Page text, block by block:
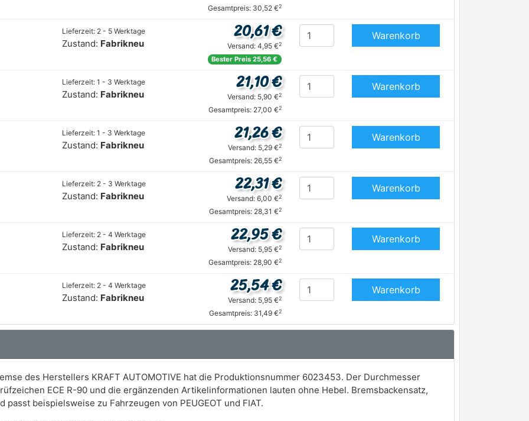
Gesamtpreis: 30,52 €2
Lieferzeit: 2 - 5 Werktage
Zustand: Fabrikneu
20,61 €
Versand: 4,95 €2
Bester Preis 25,56 €
Warenkorb
Lieferzeit: 1 - 3 Werktage
Zustand: Fabrikneu
21,10 €
Versand: 5,90 €2
Gesamtpreis: 27,00 €2
Warenkorb
Lieferzeit: 1 - 3 Werktage
Zustand: Fabrikneu
21,26 €
Versand: 5,29 €2
Gesamtpreis: 26,55 €2
Warenkorb
Lieferzeit: 2 - 3 Werktage
Zustand: Fabrikneu
22,31 €
Versand: 6,00 €2
Gesamtpreis: 28,31 €2
Warenkorb
Lieferzeit: 2 - 4 Werktage
Zustand: Fabrikneu
22,95 €
Versand: 5,95 €2
Gesamtpreis: 28,90 €2
Warenkorb
Lieferzeit: 2 - 4 Werktage
Zustand: Fabrikneu
25,54 €
Versand: 5,95 €2
Gesamtpreis: 31,49 €2
Warenkorb
des Herstellers KRAFT AUTOMOTIVE hat die Produktionsnummer 6023453. Der Durchmesser
ECE R-90 und die ergänzenden Artikelinformationen lauten ohne Hebel. Bremsbackensatz,
beispielsweise zu Fahrzeugen von PEUGEOT und FIAT.